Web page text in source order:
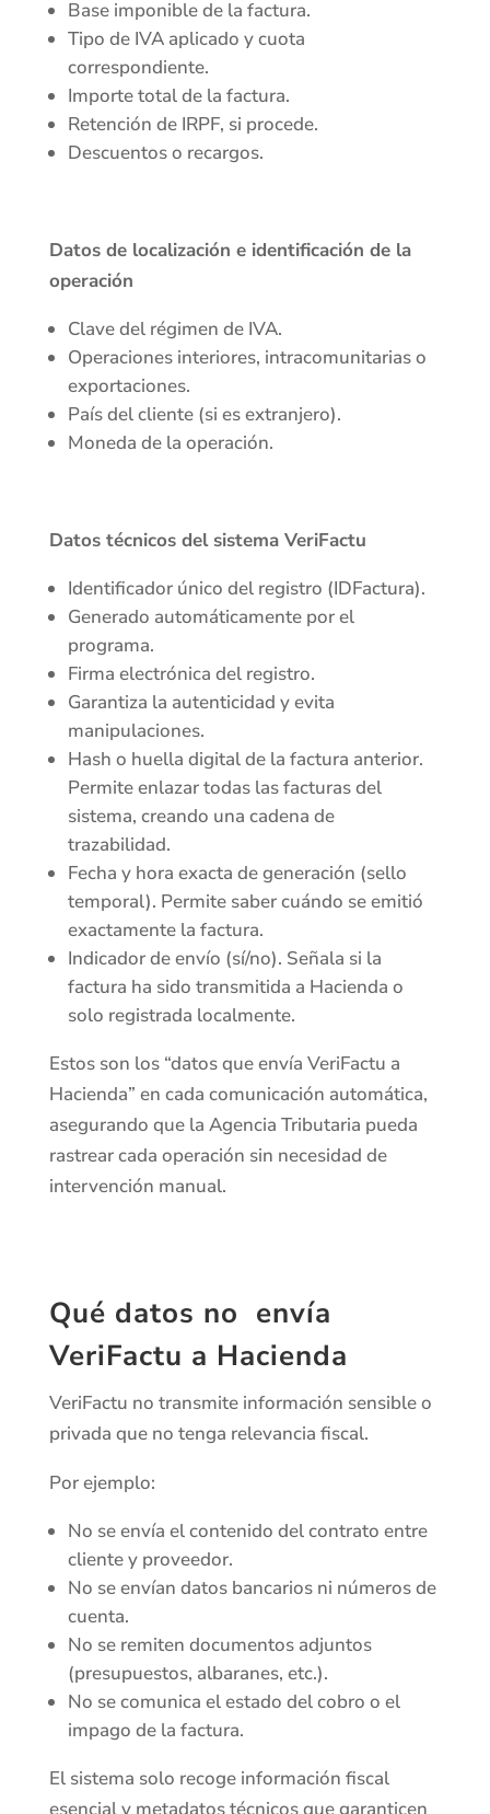
Base imponible de la factura.
Tipo de IVA aplicado y cuota
correspondiente.
Importe total de la factura.
Retención de IRPF, si procede.
Descuentos o recargos.
Datos de localización e identificación de la
operación
Clave del régimen de IVA.
Operaciones interiores, intracomunitarias o
exportaciones.
País del cliente (si es extranjero).
Moneda de la operación.
Datos técnicos del sistema VeriFactu
Identificador único del registro (IDFactura).
Generado automáticamente por el
programa.
Firma electrónica del registro.
Garantiza la autenticidad y evita
manipulaciones.
Hash o huella digital de la factura anterior.
Permite enlazar todas las facturas del
sistema, creando una cadena de
trazabilidad.
Fecha y hora exacta de generación (sello
temporal). Permite saber cuándo se emitió
exactamente la factura.
Indicador de envío (sí/no). Señala si la
factura ha sido transmitida a Hacienda o
solo registrada localmente.
Estos son los “datos que envía VeriFactu a
Hacienda” en cada comunicación automática,
asegurando que la Agencia Tributaria pueda
rastrear cada operación sin necesidad de
intervención manual.
Qué datos no envía
VeriFactu a Hacienda
VeriFactu no transmite información sensible o
privada que no tenga relevancia fiscal.
Por ejemplo:
No se envía el contenido del contrato entre
cliente y proveedor.
No se envían datos bancarios ni números de
cuenta.
No se remiten documentos adjuntos
(presupuestos, albaranes, etc.).
No se comunica el estado del cobro o el
impago de la factura.
El sistema solo recoge información fiscal